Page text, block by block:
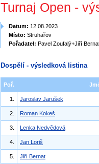
Turnaj Open -
Datum: 12.08.2023
Místo: Struhařov
Pořadatel: Pavel Zoufalý+Jiří
Dospělí - výsledková listina
Poř.
1. Jaroslav Jarušek
2. Roman Kokeš
3. Lenka Nedvědová
4. Jan Loriš
5. Jiří Bernat